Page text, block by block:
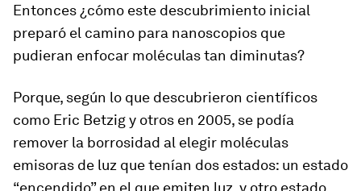
Entonces ¿cómo este descubrimiento inicial
preparó el camino para nanoscopios que
pudieran enfocar moléculas tan diminutas?
Porque, según lo que descubrieron científicos
como Eric Betzig y otros en 2005, se podía
remover la borrosidad al elegir moléculas
emisoras de luz que tenían dos estados: un estado
“encendido” en el que emiten luz, y otro estado